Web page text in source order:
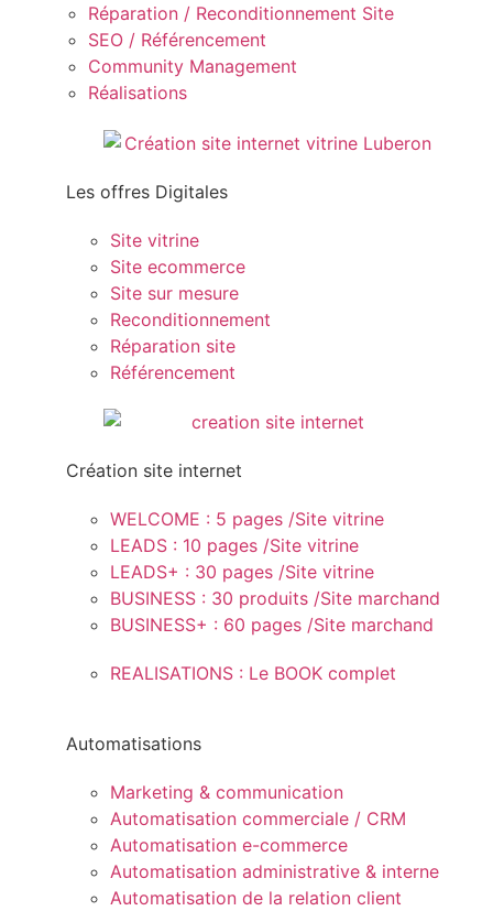
Réparation / Reconditionnement Site
SEO / Référencement
Community Management
Réalisations
Les offres Digitales
Site vitrine
Site ecommerce
Site sur mesure
Reconditionnement
Réparation site
Référencement
Création site internet
WELCOME : 5 pages /Site vitrine
LEADS : 10 pages /Site vitrine
LEADS+ : 30 pages /Site vitrine
BUSINESS : 30 produits /Site marchand
BUSINESS+ : 60 pages /Site marchand
REALISATIONS : Le BOOK complet
Automatisations
Marketing & communication
Automatisation commerciale / CRM
Automatisation e-commerce
Automatisation administrative & interne
Automatisation de la relation client